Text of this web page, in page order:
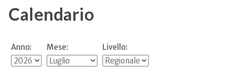
Calendario
Anno: Mese: Livello: